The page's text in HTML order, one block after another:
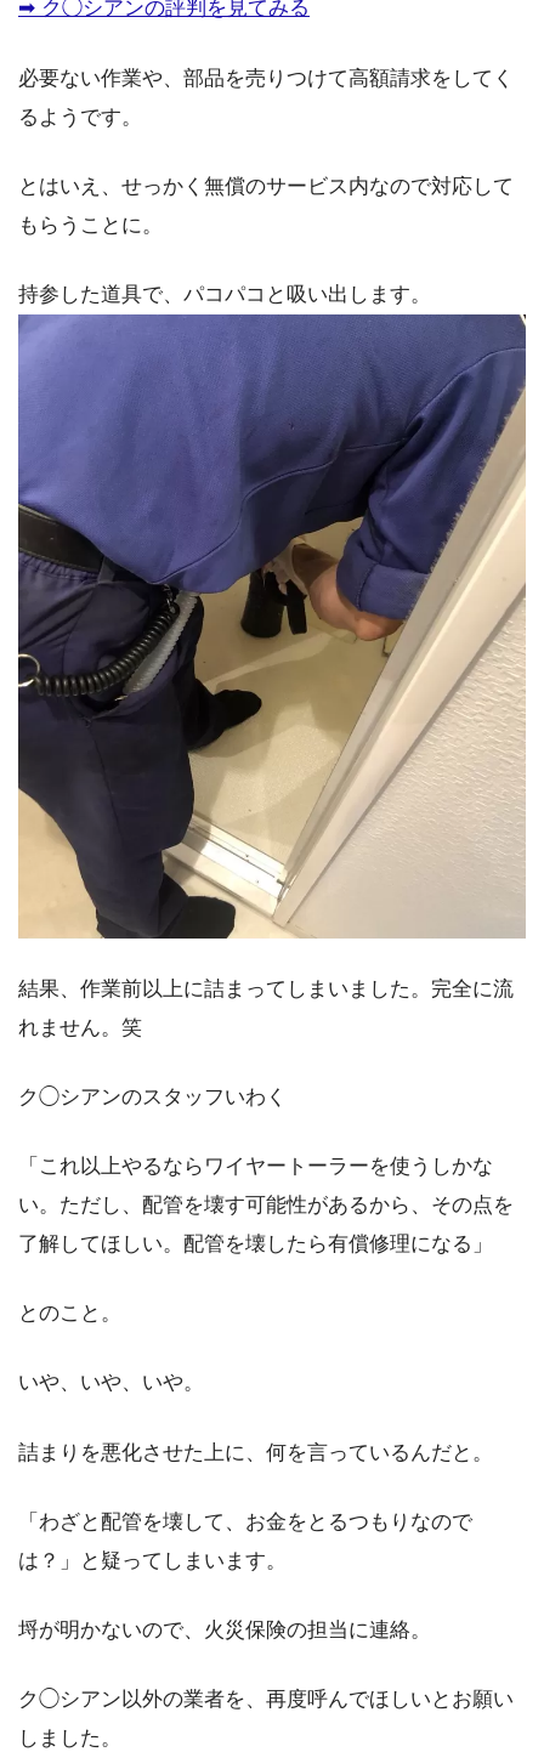
➡︎ ク◯シアンの評判を見てみる
必要ない作業や、部品を売りつけて高額請求をしてく
るようです。
とはいえ、せっかく無償のサービス内なので対応して
もらうことに。
持参した道具で、パコパコと吸い出します。
結果、作業前以上に詰まってしまいました。完全に流
れません。笑
ク◯シアンのスタッフいわく
「これ以上やるならワイヤートーラーを使うしかな
い。ただし、配管を壊す可能性があるから、その点を
了解してほしい。配管を壊したら有償修理になる」
とのこと。
いや、いや、いや。
詰まりを悪化させた上に、何を言っているんだと。
「わざと配管を壊して、お金をとるつもりなので
は？」と疑ってしまいます。
埒が明かないので、火災保険の担当に連絡。
ク◯シアン以外の業者を、再度呼んでほしいとお願い
しました。